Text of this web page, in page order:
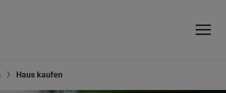
Haus kaufen